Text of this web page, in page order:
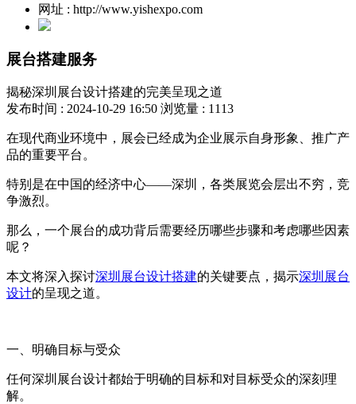
网址 : http://www.yishexpo.com
展台搭建服务
揭秘深圳展台设计搭建的完美呈现之道
发布时间 : 2024-10-29 16:50 浏览量 : 1113
在现代商业环境中，展会已经成为企业展示自身形象、推广产
品的重要平台。
特别是在中国的经济中心——深圳，各类展览会层出不穷，竞
争激烈。
那么，一个展台的成功背后需要经历哪些步骤和考虑哪些因素
呢？
本文将深入探讨深圳展台设计搭建的关键要点，揭示深圳展台
设计的呈现之道。
一、明确目标与受众
任何深圳展台设计都始于明确的目标和对目标受众的深刻理
解。